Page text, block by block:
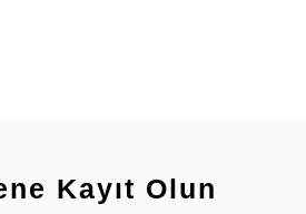
Kayıt Olun